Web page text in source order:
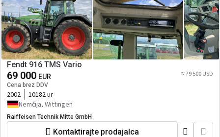
Fendt 916 TMS Vario
69 000 EUR
Cena brez DDV
≈ 79 500 USD
2002
10182 ur
Nemčija, Wittingen
Raiffeisen Technik Mitte GmbH
Kontaktirajte prodajalca